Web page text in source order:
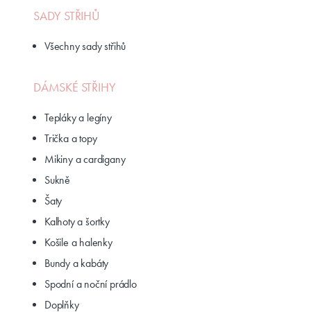
SADY STŘIHŮ
Všechny sady střihů
DÁMSKÉ STŘIHY
Tepláky a legíny
Trička a topy
Mikiny a cardigany
Sukně
Šaty
Kalhoty a šortky
Košile a halenky
Bundy a kabáty
Spodní a noční prádlo
Doplňky